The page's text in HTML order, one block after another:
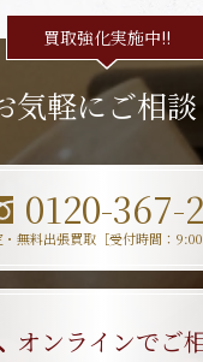
買取強化実施中!!
気軽にご相
0120-367-
無料出張買取［受付時間：9:00
オンラインでご